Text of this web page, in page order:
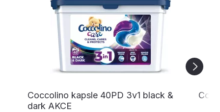
Coccolino kapsle 40PD 3v1 black &
dark AKCE